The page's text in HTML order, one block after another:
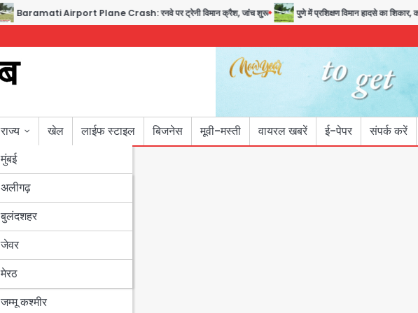
Baramati Airport Plane Crash: रनवे पर ट्रेनी विमान क्रैश, जांच शुरू पुणे में प्रशिक्षण विमान हादसे का शिकार, कोई
राज्य
मुंबई
उत्तर प्रदेश
अलीगढ़
बुलंदशहर
जेवर
मेरठ
बिहार
पंजाब
हरियाणा
जम्मू कश्मीर
खेल लाईफ स्टाइल बिजनेस मूवी-मस्ती वायरल खबरें ई-पेपर संपर्क करें